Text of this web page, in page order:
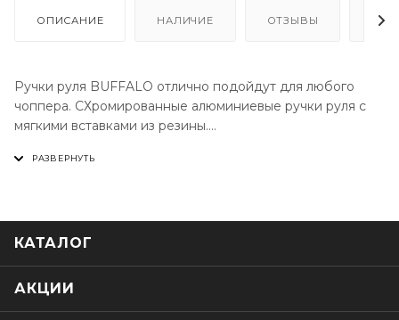
ОПИСАНИЕ НАЛИЧИЕ ОТЗЫВЫ
Ручки руля BUFFALO отлично подойдут для любого
чоппера. СХромированные алюминиевые ручки руля с
мягкими вставками из резины.
препятствуют соскальзыванию руки.
КАТАЛОГ
АКЦИИ